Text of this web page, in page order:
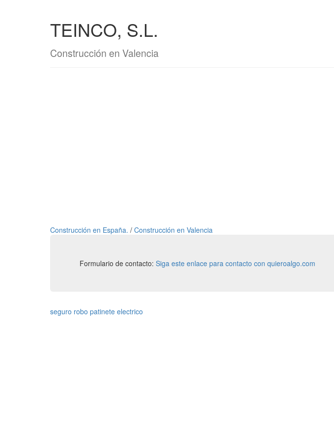
TEINCO, S.L.
Construcción en Valencia
Construcción en España. / Construcción en Valencia
Formulario de contacto: Siga este enlace para contacto con quieroalgo.com
seguro robo patinete electrico